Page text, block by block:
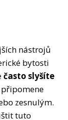
nástrojů
bytosti
často slyšíte
zesnulým.
tuto